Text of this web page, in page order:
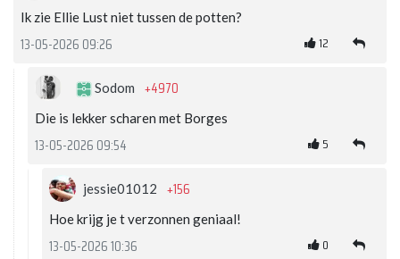
Ik zie Ellie Lust niet tussen de potten?
13-05-2026 09:26 12
Sodom +4970
Die is lekker scharen met Borges
13-05-2026 09:54 5
jessie01012 +156
Hoe krijg je t verzonnen geniaal!
13-05-2026 10:36 0